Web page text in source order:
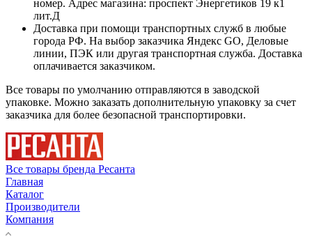
номер. Адрес магазина: проспект Энергетиков 19 к1
лит.Д
Доставка при помощи транспортных служб в любые
города РФ. На выбор заказчика Яндекс GO, Деловые
линии, ПЭК или другая транспортная служба. Доставка
оплачивается заказчиком.
Все товары по умолчанию отправляются в заводской
упаковке. Можно заказать дополнительную упаковку за счет
заказчика для более безопасной транспортировки.
Все товары бренда Ресанта
Главная
Каталог
Производители
Компания